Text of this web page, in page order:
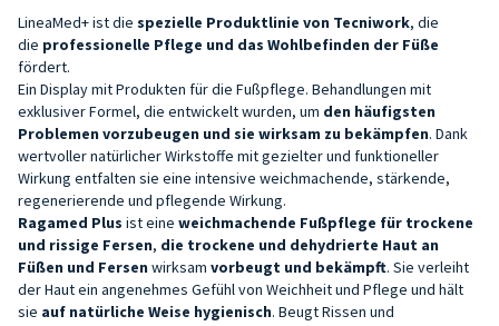
LineaMed+ ist die spezielle Produktlinie von Tecniwork, die
die professionelle Pflege und das Wohlbefinden der Füße
fördert.
Ein Display mit Produkten für die Fußpflege. Behandlungen mit
exklusiver Formel, die entwickelt wurden, um den häufigsten
Problemen vorzubeugen und sie wirksam zu bekämpfen. Dank
wertvoller natürlicher Wirkstoffe mit gezielter und funktioneller
Wirkung entfalten sie eine intensive weichmachende, stärkende,
regenerierende und pflegende Wirkung.
Ragamed Plus ist eine weichmachende Fußpflege für trockene
und rissige Fersen, die trockene und dehydrierte Haut an
Füßen und Fersen wirksam vorbeugt und bekämpft. Sie verleiht
der Haut ein angenehmes Gefühl von Weichheit und Pflege und hält
sie auf natürliche Weise hygienisch. Beugt Rissen und